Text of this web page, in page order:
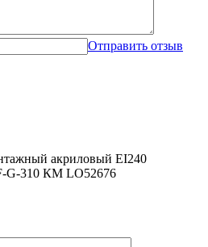
Отправить отзыв
акриловый EI240
G-310 КМ LO52676